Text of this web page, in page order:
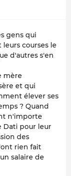
gens qui
courses le
d'autres s'en
mère
et qui
élever ses
? Quand
n'importe
Dati pour leur
des
rien fait
salaire de